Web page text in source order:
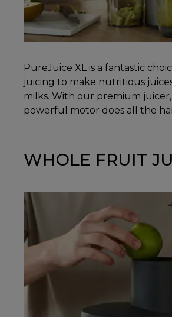
PureJuice XL is a fantastic
juicing to make nutritious
milks. With our premium
powerful motor does all the
WHOLE FRUIT